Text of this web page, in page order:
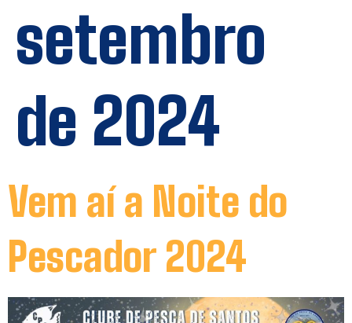
setembro
de 2024
Vem aí a Noite do
Pescador 2024